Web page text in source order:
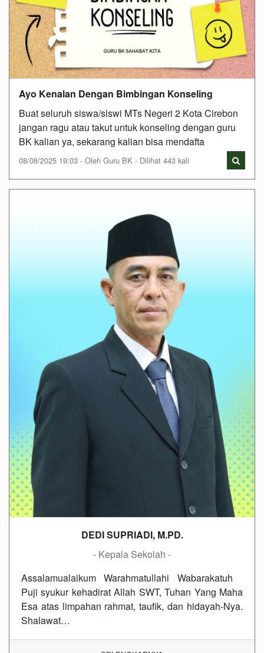
Ayo Kenalan Dengan Bimbingan Konseling
Buat seluruh siswa/siswi MTs Negeri 2 Kota Cirebon
jangan ragu atau takut untuk konseling dengan guru
BK kalian ya, sekarang kalian bisa mendafta
08/08/2025 19:03 - Oleh Guru BK - Dilihat 443 kali
DEDI SUPRIADI, M.PD.
- Kepala Sekolah -
Assalamualaikum Warahmatullahi Wabarakatuh
Puji syukur kehadirat Allah SWT, Tuhan Yang Maha
Esa atas limpahan rahmat, taufik, dan hidayah-Nya.
Shalawat…